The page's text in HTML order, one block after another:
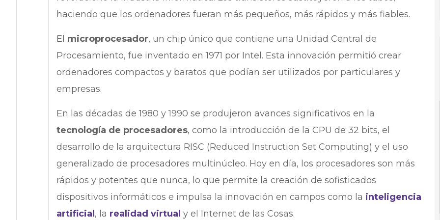
haciendo que los ordenadores fueran más pequeños, más rápidos y más fiables.
El microprocesador, un chip único que contiene una Unidad Central de
Procesamiento, fue inventado en 1971 por Intel. Esta innovación permitió crear
ordenadores compactos y baratos que podían ser utilizados por particulares y
empresas.
En las décadas de 1980 y 1990 se produjeron avances significativos en la
tecnología de procesadores, como la introducción de la CPU de 32 bits, el
desarrollo de la arquitectura RISC (Reduced Instruction Set Computing) y el uso
generalizado de procesadores multinúcleo. Hoy en día, los procesadores son más
rápidos y potentes que nunca, lo que permite la creación de sofisticados
dispositivos informáticos e impulsa la innovación en campos como la inteligencia
artificial, la realidad virtual y el Internet de las Cosas.